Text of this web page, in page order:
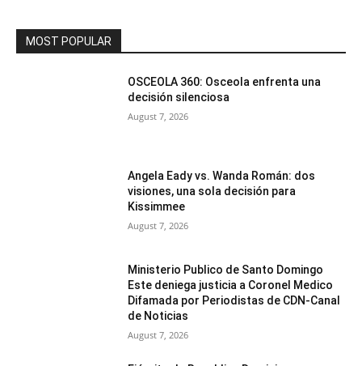
MOST POPULAR
OSCEOLA 360: Osceola enfrenta una
decisión silenciosa
August 7, 2026
Angela Eady vs. Wanda Román: dos
visiones, una sola decisión para
Kissimmee
August 7, 2026
Ministerio Publico de Santo Domingo
Este deniega justicia a Coronel Medico
Difamada por Periodistas de CDN-Canal
de Noticias
August 7, 2026